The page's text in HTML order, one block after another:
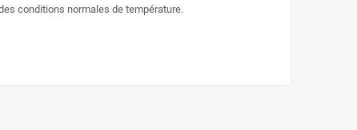
conditions normales de température.